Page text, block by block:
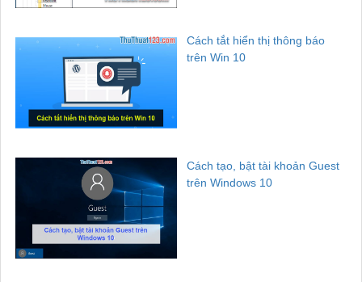
Cách tắt hiển thị thông báo
trên Win 10
Cách tạo, bật tài khoản Guest
trên Windows 10